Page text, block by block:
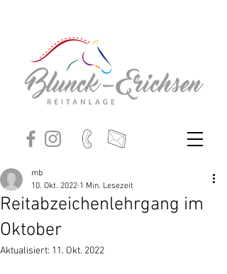
Reitabzeichenlehrgang im
Oktober
mb
10. Okt. 2022 1 Min. Lesezeit
Aktualisiert: 11. Okt. 2022